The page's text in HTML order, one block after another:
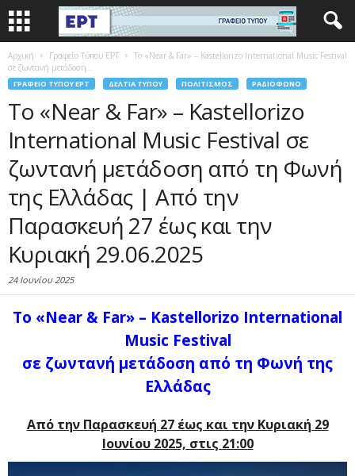
Αρχική Γραφείο Τύπου ΕΡΤ
Το «Near & Far» – Kastellorizo International Music Festival
σε ζωντανή μετάδοση...
ΓΡΑΦΕΊΟ ΤΎΠΟΥ ΕΡΤ ΔΕΛΤΊΑ ΤΎΠΟΥ ΠΟΛΙΤΙΣΜΌΣ ΡΑΔΙΌΦΩΝΟ
Το «Near & Far» – Kastellorizo
International Music Festival σε
ζωντανή μετάδοση από τη Φωνή
της Ελλάδας | Από την
Παρασκευή 27 έως και την
Κυριακή 29.06.2025
24 Ιουνίου 2025
Το «Near & Far» – Kastellorizo International
Music Festival
σε ζωντανή μετάδοση από τη Φωνή της
Ελλάδας
Από την Παρασκευή 27 έως και την Κυριακή 29
Ιουνίου 2025, στις 21:00